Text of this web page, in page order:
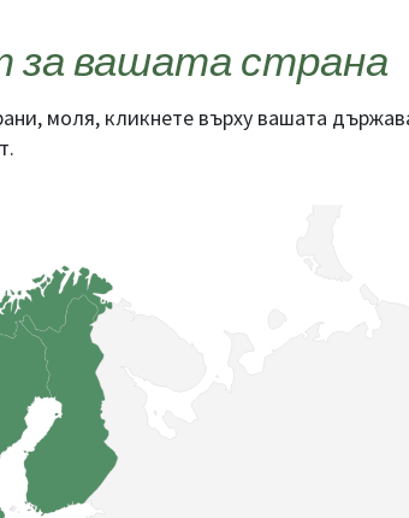
за вашата страна
моля, кликнете върху вашата